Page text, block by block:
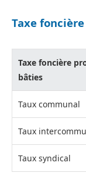
Taxe
Taxe foncière
bâties
Taux communal
Taux
Taux syndical